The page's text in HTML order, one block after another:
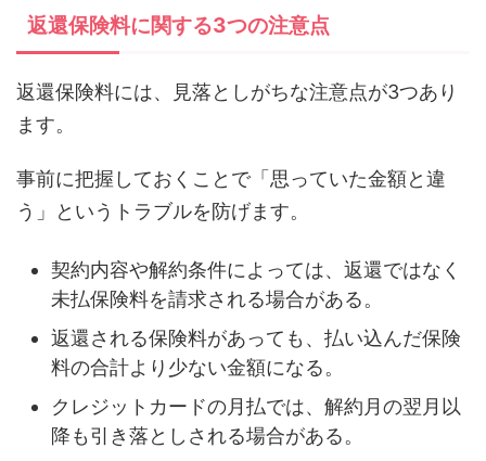
返還保険料に関する3つの注意点
返還保険料には、見落としがちな注意点が3つあり
ます。
事前に把握しておくことで「思っていた金額と違
う」というトラブルを防げます。
契約内容や解約条件によっては、返還ではなく
未払保険料を請求される場合がある。
返還される保険料があっても、払い込んだ保険
料の合計より少ない金額になる。
クレジットカードの月払では、解約月の翌月以
降も引き落としされる場合がある。